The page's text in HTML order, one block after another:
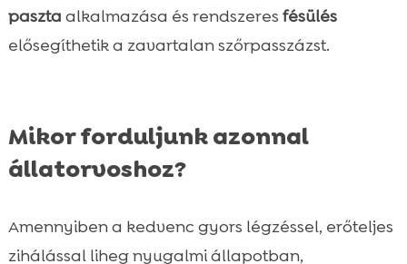
paszta alkalmazása és rendszeres fésülés
elősegíthetik a zavartalan szőrpasszázst.
Mikor forduljunk azonnal
állatorvoshoz?
Amennyiben a kedvenc gyors légzéssel, erőteljes
zihálással liheg nyugalmi állapotban,